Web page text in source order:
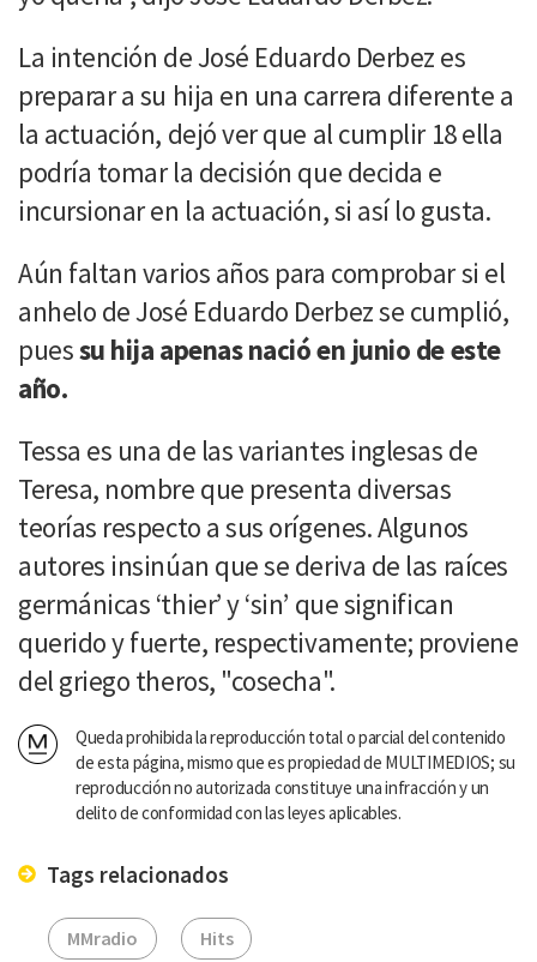
La intención de José Eduardo Derbez es
preparar a su hija en una carrera diferente a
la actuación, dejó ver que al cumplir 18 ella
podría tomar la decisión que decida e
incursionar en la actuación, si así lo gusta.
Aún faltan varios años para comprobar si el
anhelo de José Eduardo Derbez se cumplió,
puessu hija apenas nació en junio de este
año.
Tessa es una de las variantes inglesas de
Teresa, nombre que presenta diversas
teorías respecto a sus orígenes. Algunos
autores insinúan que se deriva de las raíces
germánicas ‘thier’ y ‘sin’ que significan
querido y fuerte, respectivamente; proviene
del griego theros, "cosecha".
Queda prohibida la reproducción total o parcial del contenido
de esta página, mismo que es propiedad de MULTIMEDIOS; su
reproducción no autorizada constituye una infracción y un
delito de conformidad con las leyes aplicables.
Tags relacionados
MMradio Hits